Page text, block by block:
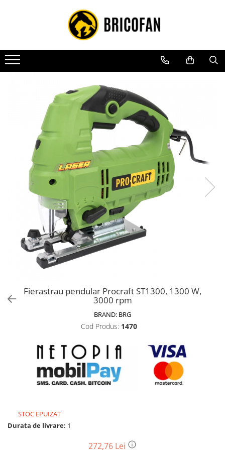
Toate Produsele
Vehicule electrice
Atv
Masini electrice
Motocross
Piese de schimb vehicule electrice
Scutere electrice
Scutere pe benzina
Tricicluri cargo fara permis
Tricicluri persoane
Trotinete electrice
Biciclete, trotinete, triciclete
Biciclete electrice
Triciclete
Motoburghie si accesorii
Drujbe pe benzina
Drujbe cu acumulator
Consumabile drujbe, fierastraie
Unelte electrice busteni
Mori cereale si batoze porumb
Batoze - mori desfacat porumb
Fierastrau pendular Procraft ST1300, 1300 W,
3000 rpm
BRAND: BRG
Cod Produs: 1470
STOC EPUIZAT
Durata de livrare: 1
272,76 Lei